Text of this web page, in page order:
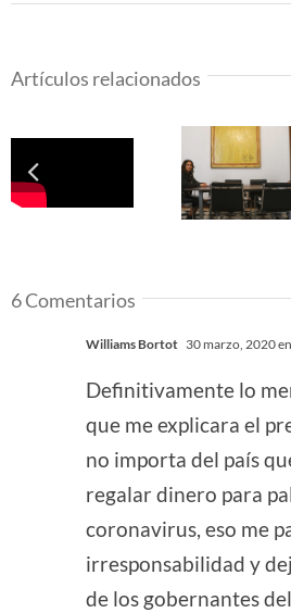
Artículos relacionados
de las
la
6 Comentarios
Williams Bortot 30 marzo, 2020
Definitivamente lo
que me explicara el
no importa del país
regalar dinero para
coronavirus, eso me
irresponsabilidad y
de los gobernantes